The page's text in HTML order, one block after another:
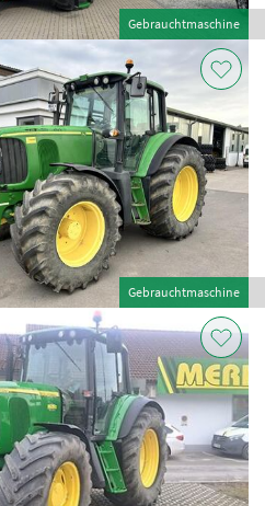
Gebrauchtmaschine
Gebrauchtmaschine